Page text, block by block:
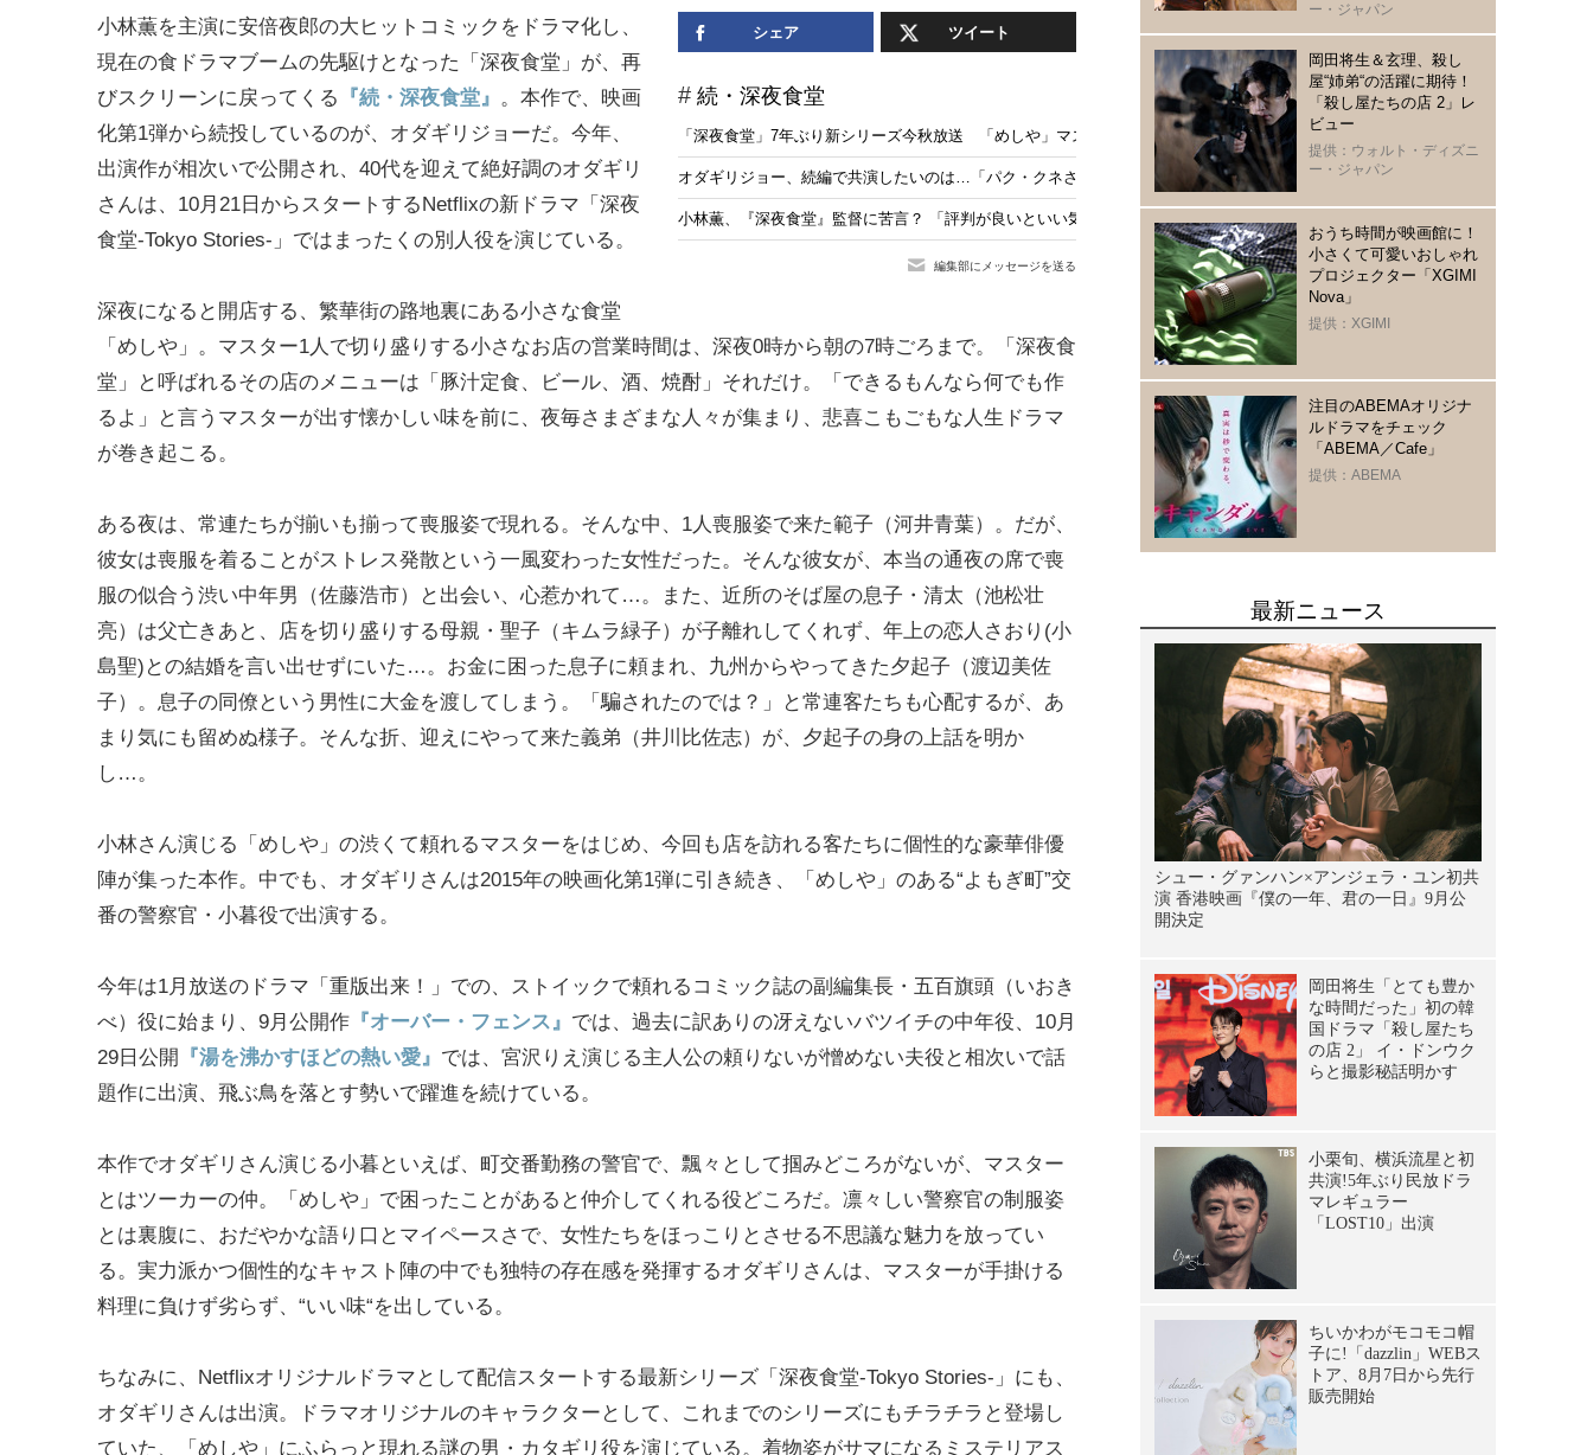
シェア ツイート
続・深夜食堂
「深夜食堂」7年ぶり新シリーズ今秋放送 「めしや」マスター・小林薫「ご来店をお待ちしております」
オダギリジョー、続編で共演したいのは…「パク・クネさん」『続・深夜食堂』台湾プレミア
小林薫、『深夜食堂』監督に苦言？ 「評判が良いといい気になる」
編集部にメッセージを送る
小林薫を主演に安倍夜郎の大ヒットコミックをドラマ化し、
現在の食ドラマブームの先駆けとなった「深夜食堂」が、再
びスクリーンに戻ってくる
『続・深夜食堂』 。本作で、映画
化第1弾から続投しているのが、オダギリジョーだ。今年、
出演作が相次いで公開され、40代を迎えて絶好調のオダギリ
さんは、10月21日からスタートするNetflixの新ドラマ「深夜
食堂-Tokyo Stories-」ではまったくの別人役を演じている。
深夜になると開店する、繁華街の路地裏にある小さな食堂
「めしや」。マスター1人で切り盛りする小さなお店の営業時間は、深夜0時から朝の7時ごろまで。「深夜食
堂」と呼ばれるその店のメニューは「豚汁定食、ビール、酒、焼酎」それだけ。「できるもんなら何でも作
るよ」と言うマスターが出す懐かしい味を前に、夜毎さまざまな人々が集まり、悲喜こもごもな人生ドラマ
が巻き起こる。
ある夜は、常連たちが揃いも揃って喪服姿で現れる。そんな中、1人喪服姿で来た範子（河井青葉）。だが、
彼女は喪服を着ることがストレス発散という一風変わった女性だった。そんな彼女が、本当の通夜の席で喪
服の似合う渋い中年男（佐藤浩市）と出会い、心惹かれて…。また、近所のそば屋の息子・清太（池松壮
亮）は父亡きあと、店を切り盛りする母親・聖子（キムラ緑子）が子離れしてくれず、年上の恋人さおり(小
島聖)との結婚を言い出せずにいた…。お金に困った息子に頼まれ、九州からやってきた夕起子（渡辺美佐
子）。息子の同僚という男性に大金を渡してしまう。「騙されたのでは？」と常連客たちも心配するが、あ
まり気にも留めぬ様子。そんな折、迎えにやって来た義弟（井川比佐志）が、夕起子の身の上話を明か
し…。
小林さん演じる「めしや」の渋くて頼れるマスターをはじめ、今回も店を訪れる客たちに個性的な豪華俳優
陣が集った本作。中でも、オダギリさんは2015年の映画化第1弾に引き続き、「めしや」のある“よもぎ町”交
番の警察官・小暮役で出演する。
今年は1月放送のドラマ「重版出来！」での、ストイックで頼れるコミック誌の副編集長・五百旗頭（いおき
べ）役に始まり、9月公開作 『オーバー・フェンス』 では、過去に訳ありの冴えないバツイチの中年役、10月
29日公開
『湯を沸かすほどの熱い愛』 では、宮沢りえ演じる主人公の頼りないが憎めない夫役と相次いで話
題作に出演、飛ぶ鳥を落とす勢いで躍進を続けている。
本作でオダギリさん演じる小暮といえば、町交番勤務の警官で、飄々として掴みどころがないが、マスター
とはツーカーの仲。「めしや」で困ったことがあると仲介してくれる役どころだ。凛々しい警察官の制服姿
とは裏腹に、おだやかな語り口とマイペースさで、女性たちをほっこりとさせる不思議な魅力を放ってい
る。実力派かつ個性的なキャスト陣の中でも独特の存在感を発揮するオダギリさんは、マスターが手掛ける
料理に負けず劣らず、“いい味“を出している。
ちなみに、Netflixオリジナルドラマとして配信スタートする最新シリーズ「深夜食堂-Tokyo Stories-」にも、
オダギリさんは出演。ドラマオリジナルのキャラクターとして、これまでのシリーズにもチラチラと登場し
ていた、「めしや」にふらっと現れる謎の男・カタギリ役を演じている。着物姿がサマになるミステリアス
ー・ジャパン
岡田将生＆玄理、殺し
屋“姉弟“の活躍に期待！
「殺し屋たちの店 2」レ
ビュー
提供：ウォルト・ディズニ
ー・ジャパン
おうち時間が映画館に！
小さくて可愛いおしゃれ
プロジェクター「XGIMI
Nova」
提供：XGIMI
注目のABEMAオリジナ
ルドラマをチェック
「ABEMA／Cafe」
提供：ABEMA